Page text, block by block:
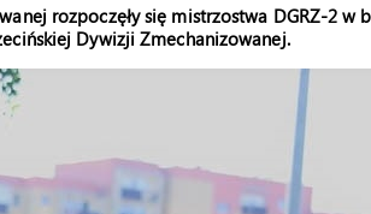
rozpoczęły się mistrzostwa DGRZ-2 w
Dywizji Zmechanizowanej.